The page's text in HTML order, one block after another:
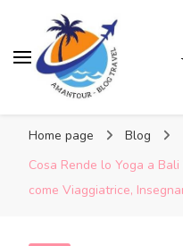
Home page
Blog
Cosa Rende lo Yoga a
come Viaggiatrice,